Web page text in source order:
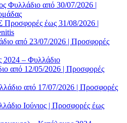
Φυλλάδιο από 30/07/2026 |
έως 31/08/2026 |
από 23/07/2026 | Προσφορές
– Φυλλάδιο
από 12/05/2026 | Προσφορές
από 17/07/2026 | Προσφορές
Ιούνιος | Προσφορές έως